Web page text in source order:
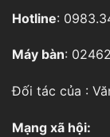
Hotline:
Máy bàn:
Đối tác của :
Mạng xã hội: